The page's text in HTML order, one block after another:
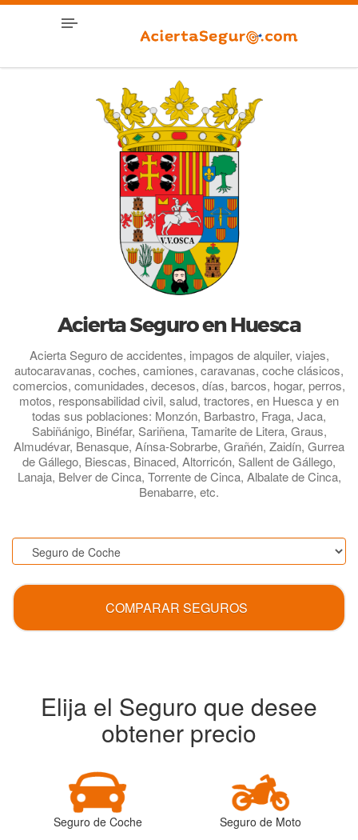
Acierta Seguro en Huesca
Acierta Seguro de accidentes, impagos de alquiler, viajes,
autocaravanas, coches, camiones, caravanas, coche clásicos,
comercios, comunidades, decesos, días, barcos, hogar, perros,
motos, responsabilidad civil, salud, tractores, en Huesca y en
todas sus poblaciones: Monzón, Barbastro, Fraga, Jaca,
Sabiñánigo, Binéfar, Sariñena, Tamarite de Litera, Graus,
Almudévar, Benasque, Aínsa-Sobrarbe, Grañén, Zaidín, Gurrea
de Gállego, Biescas, Binaced, Altorricón, Sallent de Gállego,
Lanaja, Belver de Cinca, Torrente de Cinca, Albalate de Cinca,
Benabarre, etc.
COMPARAR SEGUROS
Elija el Seguro que desee
obtener precio
Seguro de Coche Seguro de Moto